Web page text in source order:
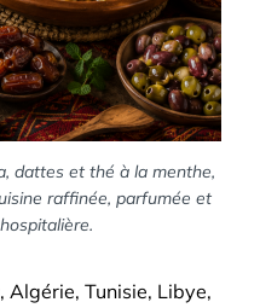
dattes et thé à la menthe,
raffinée, parfumée et
Algérie, Tunisie, Libye,